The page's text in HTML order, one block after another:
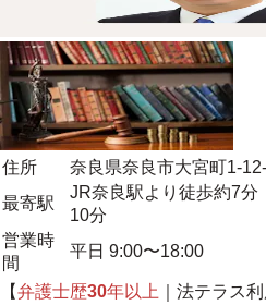
住所
奈良県奈良市大宮町1-
最寄駅
JR奈良駅より徒歩約7
10分
営業時
間
平日 9:00〜18:00
【弁護士歴30年以上
｜法テラス